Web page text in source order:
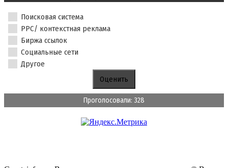
Поисковая система
PPC/ контекстная реклама
Биржа ссылок
Социальные сети
Другое
Проголосовали: 328